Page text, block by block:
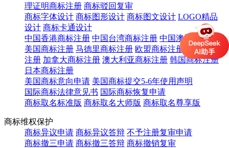
理证明商标注册 商标驳回复审
商标字体设计 商标图形设计 商标图文设计 LOGO精品
设计 商标卡通设计
中国香港商标注册 中国台湾商标注册 中国澳门商标注册
美国商标注册 马德里商标注册 欧盟商标注册
英国商标
注册 加拿大商标注册 澳大利亚商标注册 韩国商标注册
日本商标注册
美国商标意向申请 美国商标提交5-6年使用声明
国际商标法律意见书 国际商标恢复申请
商标取名标准版 商标取名大师版 商标取名尊享版
商标维权保护
商标异议申请 商标异议答辩 不予注册复审申请
商标撤三申请 商标撤三答辩 商标撤销复审